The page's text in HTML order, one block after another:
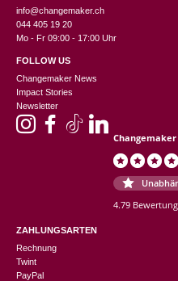
info@changemaker.ch
044 405 19 20
Mo - Fr 09:00 - 17:00 Uhr
FOLLOW US
Changemaker News
Impact Stories
Newsletter
Changemaker
4.79 Bewertung
ZAHLUNGSARTEN
Rechnung
Twint
PayPal